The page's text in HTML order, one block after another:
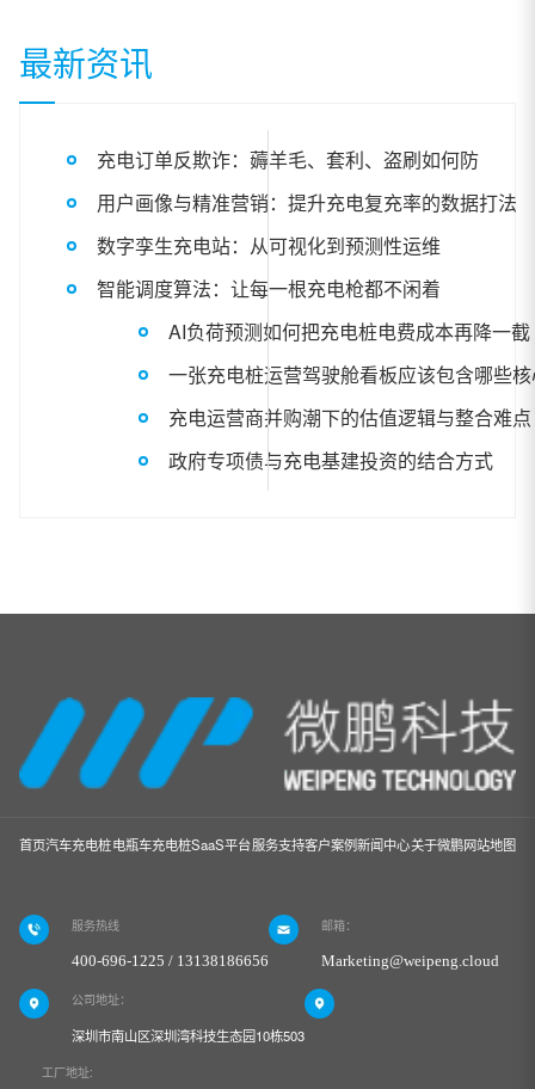
最新资讯
充电订单反欺诈：薅羊毛、套利、盗刷如何防
用户画像与精准营销：提升充电复充率的数据打法
数字孪生充电站：从可视化到预测性运维
智能调度算法：让每一根充电枪都不闲着
AI负荷预测如何把充电桩电费成本再降一截
一张充电桩运营驾驶舱看板应该包含哪些
充电运营商并购潮下的估值逻辑与整合难点
政府专项债与充电基建投资的结合方式
首页汽车充电桩电瓶车充电桩SaaS平台服务支持客户案例新闻中心关于微鹏网站地图
服务热线
400-696-1225 / 13138186656
邮箱：
Marketing@weipeng.cloud
公司地址：
深圳市南山区深圳湾科技生态园10栋503
工厂地址: